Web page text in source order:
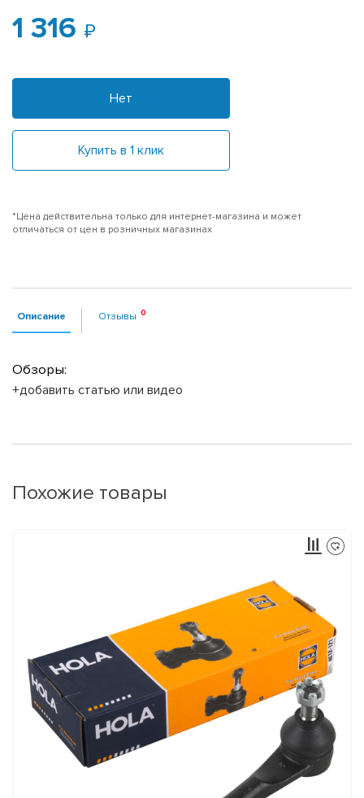
1 316
Нет
Купить в 1 клик
*Цена действительна только для интернет-магазина и может
отличаться от цен в розничных магазинах
Описание Отзывы
Обзоры:
+добавить статью или видео
Похожие товары